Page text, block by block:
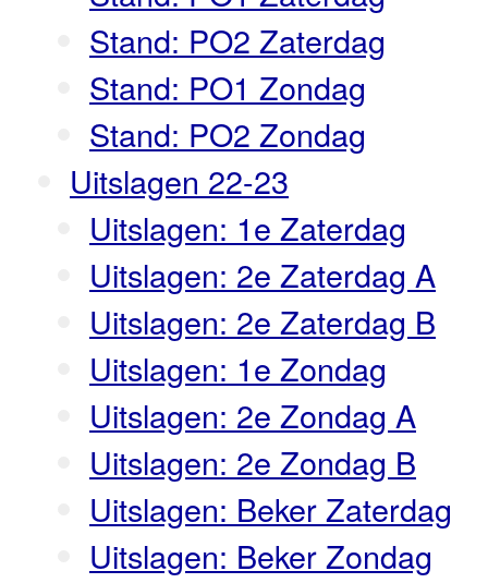
Stand: PO2 Zaterdag
Stand: PO1 Zondag
Stand: PO2 Zondag
Uitslagen 22-23
Uitslagen: 1e Zaterdag
Uitslagen: 2e Zaterdag A
Uitslagen: 2e Zaterdag B
Uitslagen: 1e Zondag
Uitslagen: 2e Zondag A
Uitslagen: 2e Zondag B
Uitslagen: Beker Zaterdag
Uitslagen: Beker Zondag